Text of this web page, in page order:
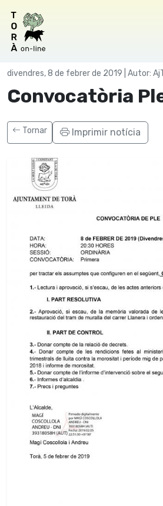
divendres, 8 de febrer de 2019 | Autor:
Convocatòria
Tornar Imprimir notícia